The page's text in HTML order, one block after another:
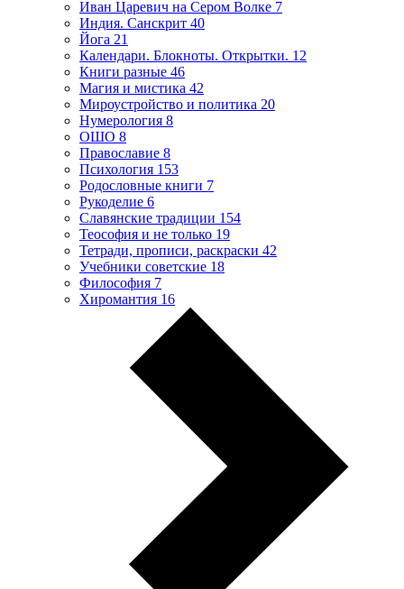
Иван Царевич на Сером Волке 7
Индия. Санскрит 40
Йога 21
Календари. Блокноты. Открытки. 12
Книги разные 46
Магия и мистика 42
Мироустройство и политика 20
Нумерология 8
ОШО 8
Православие 8
Психология 153
Родословные книги 7
Рукоделие 6
Славянские традиции 154
Теософия и не только 19
Тетради, прописи, раскраски 42
Учебники советские 18
Философия 7
Хиромантия 16